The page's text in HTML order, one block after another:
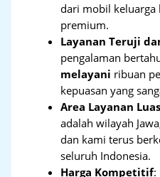
dari mobil keluarga
premium.
Layanan Teruji
pengalaman
melayani ribuan
kepuasan yang
Area Layanan Luas
adalah wilayah
dan kami terus
seluruh Indonesia.
Harga Kompetitif: